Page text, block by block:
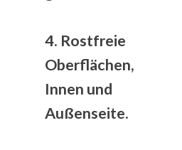
4. Rostfreie
Oberflächen,
Innen und
Außenseite.